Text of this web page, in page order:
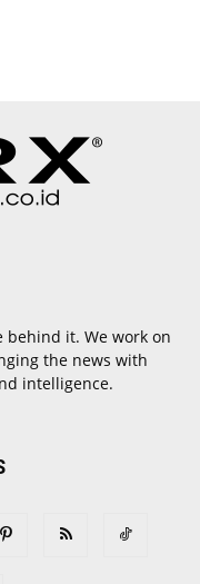
behind it. We work on
the news with
intelligence.